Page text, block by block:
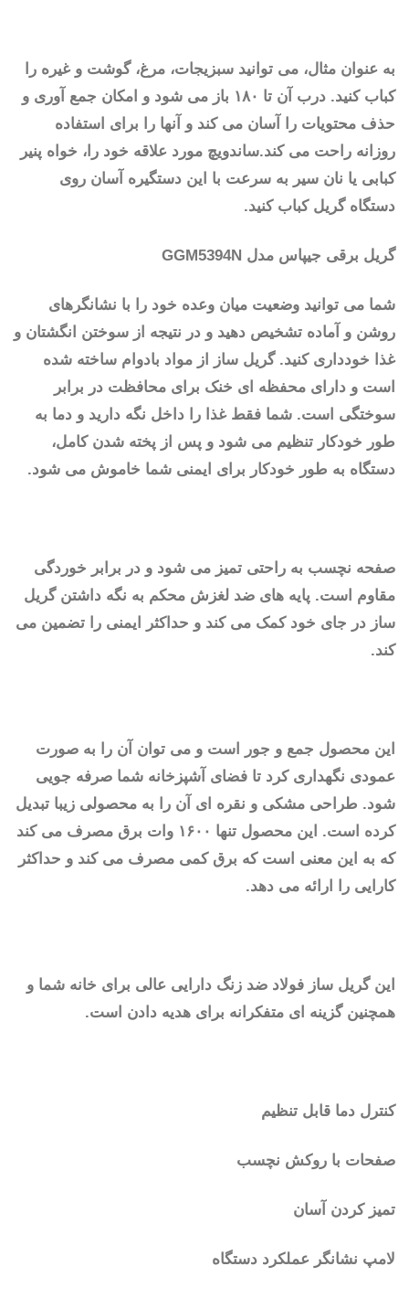
به عنوان مثال، می توانید سبزیجات، مرغ، گوشت و غیره را
کباب کنید. درب آن تا ۱۸۰ باز می شود و امکان جمع آوری و
حذف محتویات را آسان می کند و آنها را برای استفاده
روزانه راحت می کند.ساندویچ مورد علاقه خود را، خواه پنیر
کبابی یا نان سیر به سرعت با این دستگیره آسان روی
دستگاه گریل کباب کنید.
گریل برقی جیپاس مدل GGM5394N
شما می توانید وضعیت میان وعده خود را با نشانگرهای
روشن و آماده تشخیص دهید و در نتیجه از سوختن انگشتان و
غذا خودداری کنید. گریل ساز از مواد بادوام ساخته شده
است و دارای محفظه ای خنک برای محافظت در برابر
سوختگی است. شما فقط غذا را داخل نگه دارید و دما به
طور خودکار تنظیم می شود و پس از پخته شدن کامل،
دستگاه به طور خودکار برای ایمنی شما خاموش می شود.
صفحه نچسب به راحتی تمیز می شود و در برابر خوردگی
مقاوم است. پایه های ضد لغزش محکم به نگه داشتن گریل
ساز در جای خود کمک می کند و حداکثر ایمنی را تضمین می
کند.
این محصول جمع و جور است و می توان آن را به صورت
عمودی نگهداری کرد تا فضای آشپزخانه شما صرفه جویی
شود. طراحی مشکی و نقره ای آن را به محصولی زیبا تبدیل
کرده است. این محصول تنها ۱۶۰۰ وات برق مصرف می کند
که به این معنی است که برق کمی مصرف می کند و حداکثر
کارایی را ارائه می دهد.
این گریل ساز فولاد ضد زنگ دارایی عالی برای خانه شما و
همچنین گزینه ای متفکرانه برای هدیه دادن است.
کنترل دما قابل تنظیم
صفحات با روکش نچسب
تمیز کردن آسان
لامپ نشانگر عملکرد دستگاه